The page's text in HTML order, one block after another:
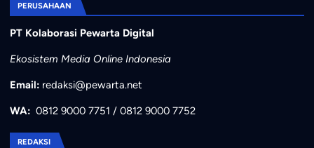
PERUSAHAAN
PT Kolaborasi Pewarta Digital
Ekosistem Media Online Indonesia
Email: redaksi@pewarta.net
WA: 0812 9000 7751 / 0812 9000 7752
REDAKSI